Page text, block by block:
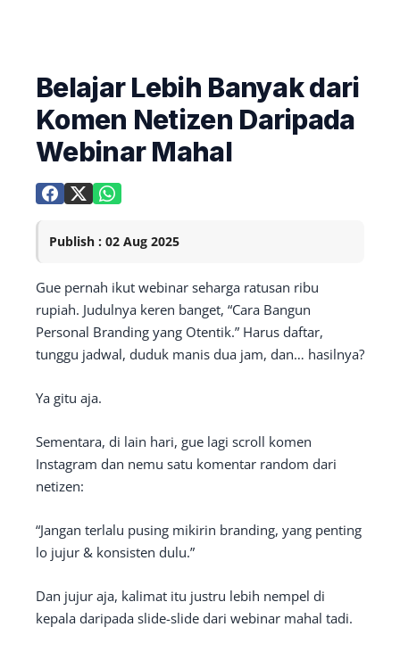
Belajar Lebih Banyak dari
Komen Netizen Daripada
Webinar Mahal
Publish : 02 Aug 2025
Gue pernah ikut webinar seharga ratusan ribu
rupiah. Judulnya keren banget, “Cara Bangun
Personal Branding yang Otentik.” Harus daftar,
tunggu jadwal, duduk manis dua jam, dan… hasilnya?
Ya gitu aja.
Sementara, di lain hari, gue lagi scroll komen
Instagram dan nemu satu komentar random dari
netizen:
“Jangan terlalu pusing mikirin branding, yang penting
lo jujur & konsisten dulu.”
Dan jujur aja, kalimat itu justru lebih nempel di
kepala daripada slide-slide dari webinar mahal tadi.